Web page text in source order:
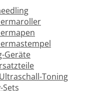
Geräte
Toning
Sets